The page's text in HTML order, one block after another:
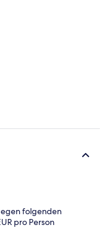
folgenden
pro Person